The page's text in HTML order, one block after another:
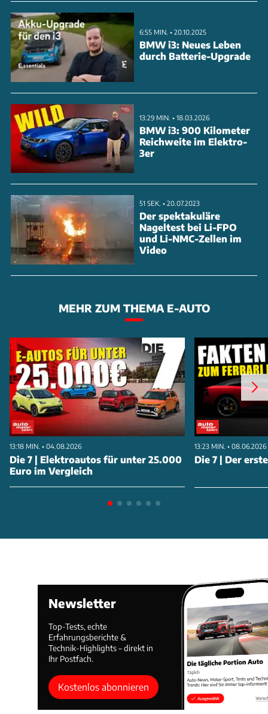
Der futuristische Look mit Hummer-EV-Anleihen
bricht radikal mit dem klassischen Jeep-Design des
aktuellen Thar. Im modernen Innenraum dominieren
große Displays und ein markanter T-Schalthebel.
Besonders nachhaltig: 50 Prozent der Konstruktion
6:55 MIN. • 20.10.2025
BMW i3: Neues Leben
durch Batterie-Upgrade
13:29 MIN. • 18.03.2026
BMW i3: 900 Kilometer
Reichweite im Elektro-
3er
51 SEK. • 20.07.2023
Der spektakuläre
Nageltest bei Li-FPO
und Li-NMC-Zellen im
Video
MEHR ZUM THEMA E-AUTO
13:18 MIN. • 04.08.2026
Die 7 | Elektroautos für unter 25.000
Euro im Vergleich
13:23 MIN. • 08.06.2026
Die 7 | Der
Newsletter
Top-Tests, echte
Erfahrungsberichte &
Technik-Highlights – direkt in
Ihr Postfach.
Kostenlos abonnieren